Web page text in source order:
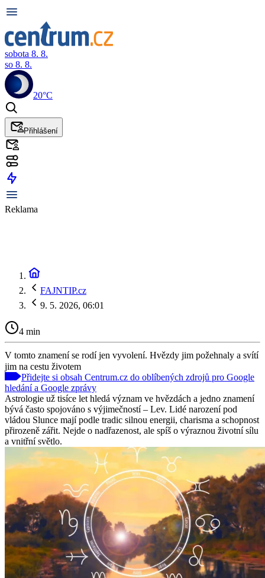
sobota 8. 8.
so 8. 8.
20°C
Přihlášení
Reklama
FAJNTIP.cz
9. 5. 2026, 06:01
4 min
V tomto znamení se rodí jen vyvolení. Hvězdy jim požehnaly a svítí
jim na cestu životem
Přidejte si obsah Centrum.cz do oblíbených zdrojů pro Google
hledání a Google zprávy
Astrologie už tisíce let hledá význam ve hvězdách a jedno znamení
bývá často spojováno s výjimečností – Lev. Lidé narození pod
vládou Slunce mají podle tradic silnou energii, charisma a schopnost
přirozeně zářit. Nejde o nadřazenost, ale spíš o výraznou životní sílu
a vnitřní světlo.